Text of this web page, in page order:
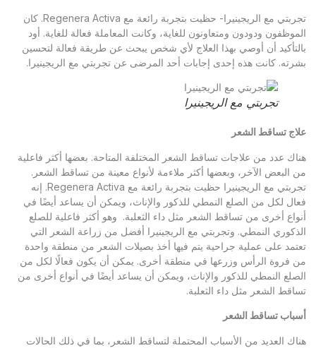
تجربتي مع الريجينيرا- حظيت بتجربة رائعة مع Regenera Activa. كان
ودودون ومتعاونون للغاية، وكانت المعاملة فعالة للغاية. أود
أن أوصي بهذا العلاج لأي شخص يبحث عن طريقة فعالة لتحسين
كانت هذه إحدى إجابات أحد المرضى عن تجربتي مع الريجينيرا.
تجربتي مع الريجينيرا
تساقط الشعر
عدد من علاجات تساقط الشعر المختلفة المتاحة. بعضها أكثر فاعلية
البعض الآخر، وبعضها أكثر ملاءمة لأنواع معينة من تساقط الشعر.
تجربتي مع الريجينيرا حظيت بتجربة رائعة مع Regenera Activa. إنه
لكل من الصلع النمطي للذكور والإناث، ويمكن أن يساعد أيضًا في
أخرى من تساقط الشعر مثل داء الثعلبة. وهو أكثر فاعلية للصلع
النمطي. وتجربتي مع الريجينيرا أفضل من زراعة الشعر التي
على عملية جراحية يتم فيها أخذ بصيلات الشعر من منطقة واحدة
فروة الرأس وزرعها في منطقة أخرى. يمكن أن يكون فعالًا لكل من
النمطي للذكور والإناث، ويمكن أن يساعد أيضًا في أنواع أخرى من
الشعر مثل داء الثعلبة.
تساقط الشعر
العديد من الأسباب المحتملة لتساقط الشعر، بما في ذلك الحالات